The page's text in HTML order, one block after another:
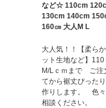
など☆ 110cm
130cm 140cm
160㎝ 大人M L
大人気！！【柔ら
ット生地など】110
M/Lｃｍまで ご注
てから裾丈ぴった
作りします。 色
相談ください。